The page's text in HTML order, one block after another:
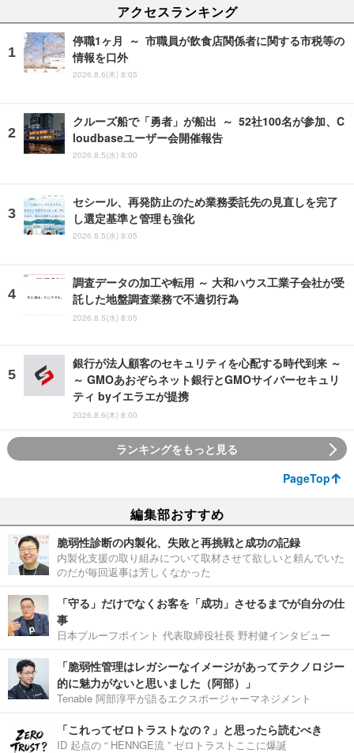
アクセスランキング
停職1ヶ月 ～ 市職員が飲食店関係者に関する市税等の
情報を口外
2026.8.6(木) 8:05
クルーズ船で「勇者」が船出 ～ 52社100名が参加、C
loudbaseユーザー会開催報告
2026.8.5(水) 8:00
セシール、再発防止のため業務委託先の見直しを完了
し選定基準と管理も強化
2026.8.5(水) 8:05
調査データの加工や転用 ～ 大和ハウス工業子会社が受
託した地盤調査業務で不適切行為
2026.8.5(水) 8:05
銀行が法人顧客のセキュリティを心配する時代到来 ～
～ GMOあおぞらネット銀行とGMOサイバーセキュリ
ティ byイエラエが提携
2026.8.6(木) 8:00
ランキングをもっと見る
PageTop
編集部おすすめ
脆弱性診断の内製化、失敗と再挑戦と成功の記録
内製化支援の取り組みについて取材させて欲しいと頼んでいた
のだが毎回返事は芳しくなかった
「守る」だけでなくお客を「成功」させるまでが自分の仕
事
日本プルーフポイント 代表取締役社長 野村健インタビュー
「脆弱性管理はレガシーなイメージがあってテクノロジー
的に魅力がないと思いました（阿部）」
Tenable 阿部淳平が語るエクスポージャーマネジメント
「これってゼロトラストなの？」と思ったら読むべき
ID 起点の “ HENNGE流 ” ゼロトラストここに爆誕